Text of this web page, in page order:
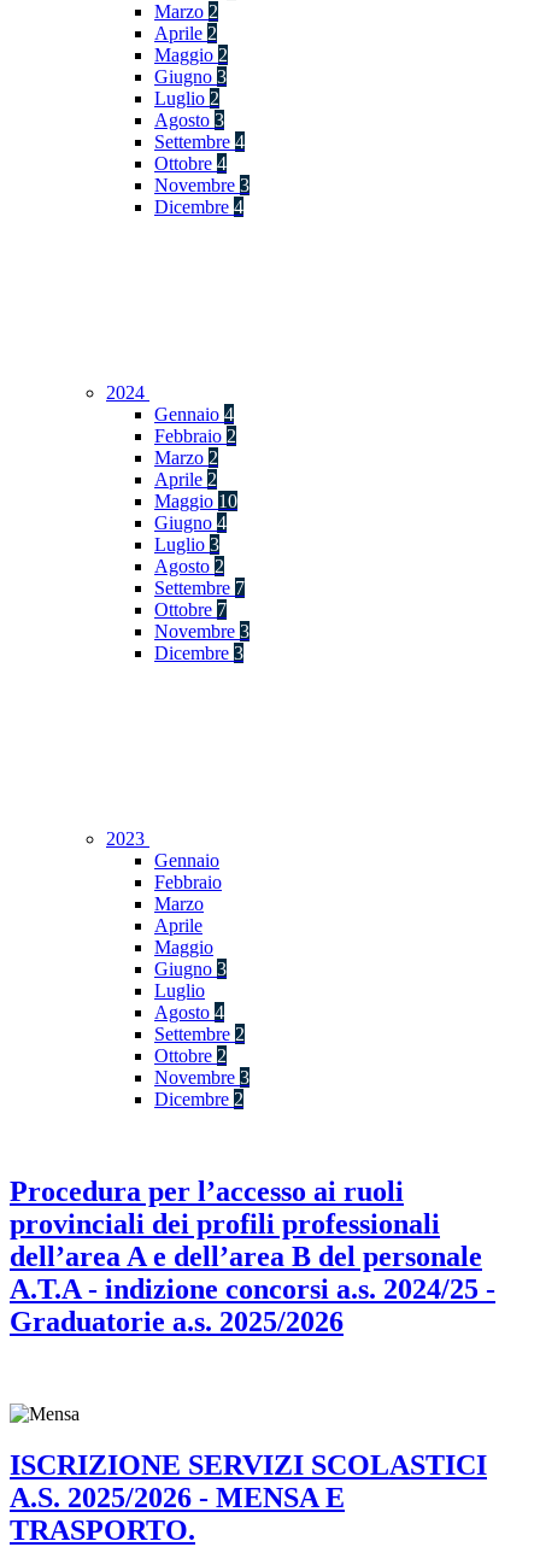
Marzo 2
Aprile 2
Maggio 2
Giugno 3
Luglio 2
Agosto 3
Settembre 4
Ottobre 4
Novembre 3
Dicembre 4
2024
Gennaio 4
Febbraio 2
Marzo 2
Aprile 2
Maggio 10
Giugno 4
Luglio 3
Agosto 2
Settembre 7
Ottobre 7
Novembre 3
Dicembre 3
2023
Gennaio
Febbraio
Marzo
Aprile
Maggio
Giugno 3
Luglio
Agosto 4
Settembre 2
Ottobre 2
Novembre 3
Dicembre 2
Procedura per l’accesso ai ruoli
provinciali dei profili professionali
dell’area A e dell’area B del personale
A.T.A - indizione concorsi a.s. 2024/25 -
Graduatorie a.s. 2025/2026
ISCRIZIONE SERVIZI SCOLASTICI
A.S. 2025/2026 - MENSA E
TRASPORTO.